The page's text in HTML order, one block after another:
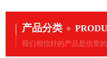
产品分类
我们相信好的产品是信誉的